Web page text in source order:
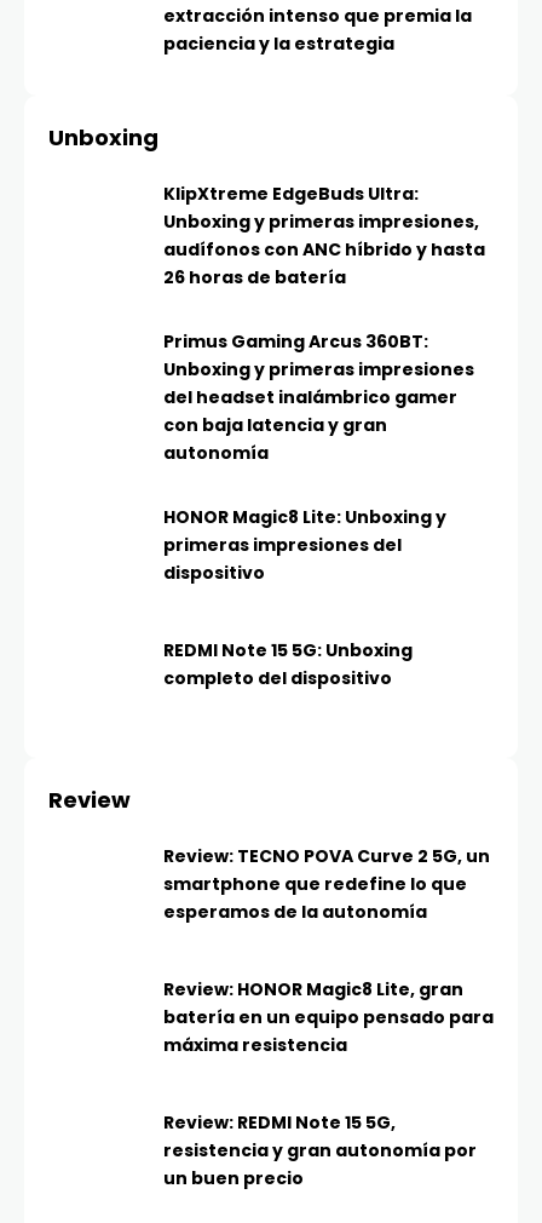
extracción intenso que premia la
paciencia y la estrategia
Unboxing
KlipXtreme EdgeBuds Ultra:
Unboxing y primeras impresiones,
audífonos con ANC híbrido y hasta
26 horas de batería
Primus Gaming Arcus 360BT:
Unboxing y primeras impresiones
del headset inalámbrico gamer
con baja latencia y gran
autonomía
HONOR Magic8 Lite: Unboxing y
primeras impresiones del
dispositivo
REDMI Note 15 5G: Unboxing
completo del dispositivo
Review
Review: TECNO POVA Curve 2 5G, un
smartphone que redefine lo que
esperamos de la autonomía
Review: HONOR Magic8 Lite, gran
batería en un equipo pensado para
máxima resistencia
Review: REDMI Note 15 5G,
resistencia y gran autonomía por
un buen precio